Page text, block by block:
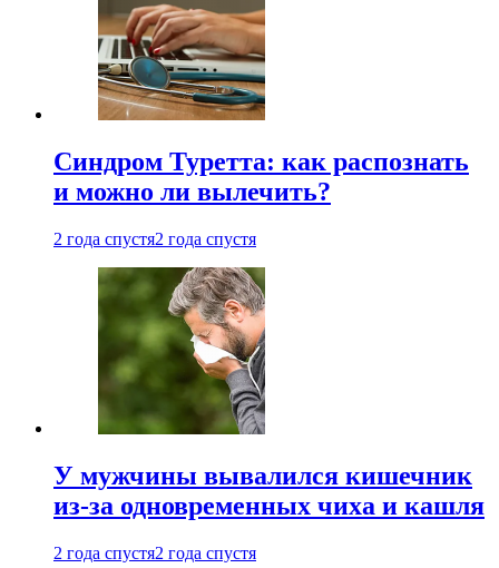
Синдром Туретта: как распознать
и можно ли вылечить?
2 года спустя2 года спустя
У мужчины вывалился кишечник
из-за одновременных чиха и кашля
2 года спустя2 года спустя